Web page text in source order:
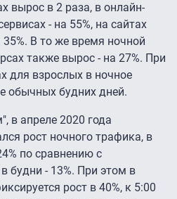
вырос в 2 раза, в онлайн-
- на 55%, на сайтах
35%. В то же время ночной
также вырос - на 27%. При
для взрослых в ночное
обычных будних дней.
в апреле 2020 года
рост ночного трафика, в
по сравнению с
будни - 13%. При этом в
рост в 40%, к 5:00